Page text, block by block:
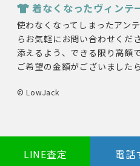
着なくなったヴィンテ
使わなくなってしまったアン
らお気軽にお問い合わせくだ
添えるよう、できる限り高額
ご希望の金額がございました
© LowJack
LINE査定 電話